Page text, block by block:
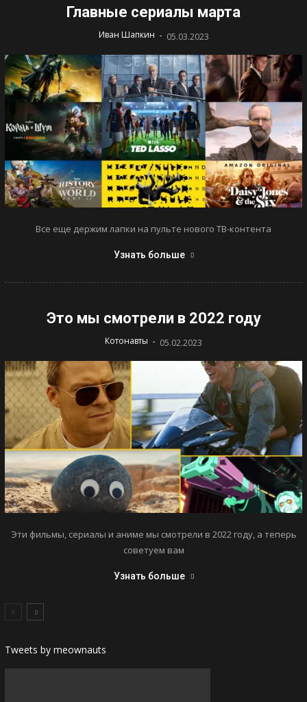
Главные сериалы марта
Иван Шапкин - 05.03.2023
Все еще держим лапки на пульте нового ТВ-контента
Узнать больше
Это мы смотрели в 2022 году
Котонавты - 05.02.2023
Эти фильмы, сериалы и аниме мы смотрели в 2022 году, а теперь
советуем вам
Узнать больше
Tweets by meownauts